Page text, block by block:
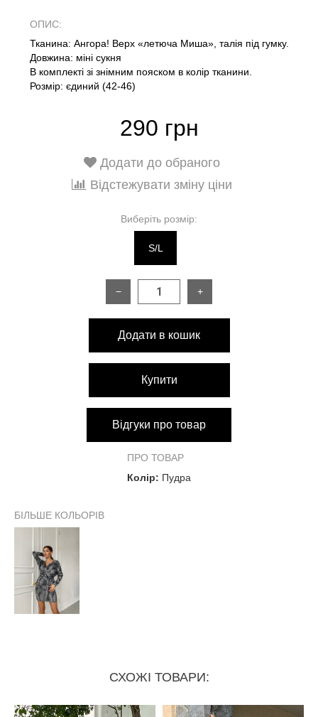
ОПИС:
Тканина: Ангора! Верх «летюча Миша», талія під гумку.
Довжина: міні сукня
В комплекті зі знімним пояском в колір тканини.
Розмір: єдиний (42-46)
290 грн
Додати до обраного
Відстежувати зміну ціни
Виберіть розмір:
S/L
− +
Додати в кошик
Купити
Відгуки про товар
ПРО ТОВАР
Колір: Пудра
БІЛЬШЕ КОЛЬОРІВ
СХОЖІ ТОВАРИ: